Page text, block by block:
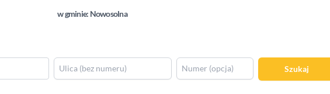
w gminie: Nowosolna
Szukaj